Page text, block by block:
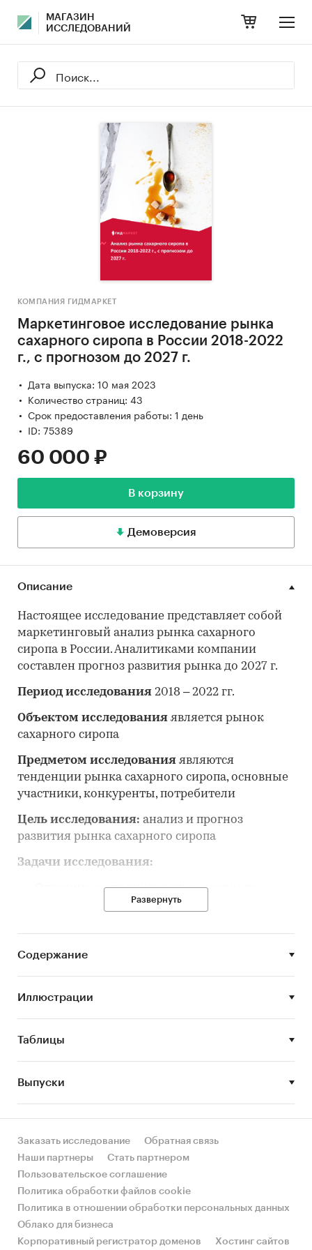
МАГАЗИН
ИССЛЕДОВАНИЙ
КОМПАНИЯ ГИДМАРКЕТ
Маркетинговое исследование рынка
сахарного сиропа в России 2018-2022
г., с прогнозом до 2027 г.
Дата выпуска: 10 мая 2023
Количество страниц: 43
Срок предоставления работы: 1 день
ID: 75389
60 000 ₽
В корзину
Демоверсия
Описание
Настоящее исследование представляет собой
маркетинговый анализ рынка сахарного
сиропа в России. Аналитиками компании
составлен прогноз развития рынка до 2027 г.
Период исследования 2018 – 2022 гг.
Объектом исследования является рынок
сахарного сиропа
Предметом исследования являются
тенденции рынка сахарного сиропа, основные
участники, конкуренты, потребители
Цель исследования: анализ и прогноз
развития рынка сахарного сиропа
Задачи исследования:
Описание состояния рынка сахарного
Составление прогноза развития рынка
Основные блоки исследования:
Обзор российского рынка сахарного сиропа
сиропа
Анализ производства сахарного сиропа
Анализ внешнеторговых поставок сахарного
сиропа
Анализ потребления сахарного сиропа
Развернуть
Содержание
Иллюстрации
Таблицы
Выпуски
Заказать исследование
Обратная связь
Наши партнеры
Стать партнером
Пользовательское соглашение
Политика обработки файлов cookie
Политика в отношении обработки персональных данных
Облако для бизнеса
Корпоративный регистратор доменов
Хостинг сайтов